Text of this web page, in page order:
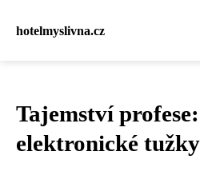
hotelmyslivna.cz
Tajemství
elektronické